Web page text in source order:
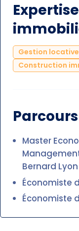
Gestion locative
Construction
Master
Bernard
Économiste
Économiste